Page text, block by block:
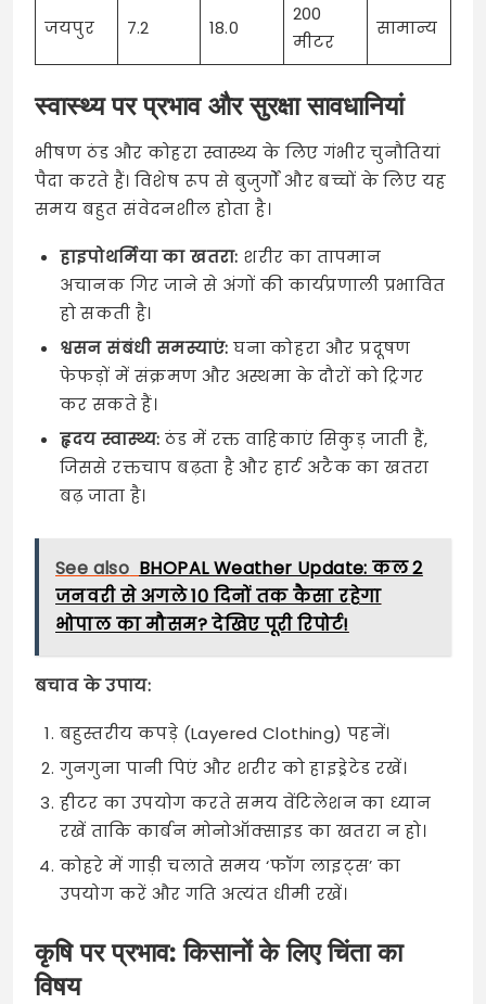
जयपुर 7.2 18.0
200
मीटर
सामान्य
स्वास्थ्य पर प्रभाव और सुरक्षा सावधानियां
भीषण ठंड और कोहरा स्वास्थ्य के लिए गंभीर चुनौतियां
पैदा करते हैं। विशेष रूप से बुजुर्गों और बच्चों के लिए यह
समय बहुत संवेदनशील होता है।
हाइपोथर्मिया का खतरा: शरीर का तापमान
अचानक गिर जाने से अंगों की कार्यप्रणाली प्रभावित
हो सकती है।
श्वसन संबंधी समस्याएं: घना कोहरा और प्रदूषण
फेफड़ों में संक्रमण और अस्थमा के दौरों को ट्रिगर
कर सकते हैं।
हृदय स्वास्थ्य: ठंड में रक्त वाहिकाएं सिकुड़ जाती हैं,
जिससे रक्तचाप बढ़ता है और हार्ट अटैक का खतरा
बढ़ जाता है।
See also BHOPAL Weather Update: कल 2
जनवरी से अगले 10 दिनों तक कैसा रहेगा
भोपाल का मौसम? देखिए पूरी रिपोर्ट!
बचाव के उपाय:
बहुस्तरीय कपड़े (Layered Clothing) पहनें।
गुनगुना पानी पिएं और शरीर को हाइड्रेटेड रखें।
हीटर का उपयोग करते समय वेंटिलेशन का ध्यान
रखें ताकि कार्बन मोनोऑक्साइड का खतरा न हो।
कोहरे में गाड़ी चलाते समय ‘फॉग लाइट्स’ का
उपयोग करें और गति अत्यंत धीमी रखें।
कृषि पर प्रभाव: किसानों के लिए चिंता का
विषय